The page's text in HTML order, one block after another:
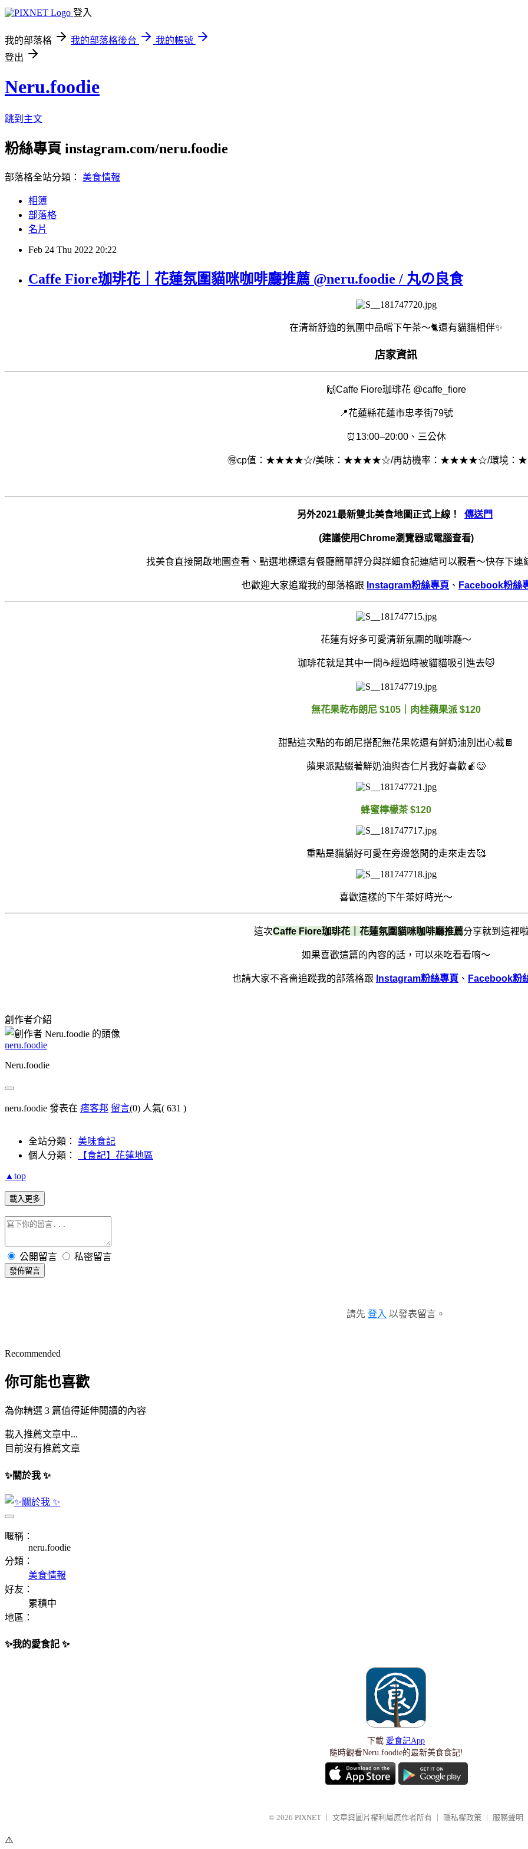
登入
我的部落格 我的部落格後台
我的帳號
登出
Neru.foodie
跳到主文
粉絲專頁 instagram.com/neru.foodie
部落格全站分類： 美食情報
相簿
部落格
名片
Feb 24 Thu 2022 20:22
Caffe Fiore珈琲花｜花蓮氛圍貓咪咖啡廳推薦 @neru.foodie / 丸の良食
在清新舒適的氛圍中品嚐下午茶～🐈還有貓貓相伴✨
店家資訊
🙌Caffe Fiore珈琲花 @caffe_fiore
📍花蓮縣花蓮市忠孝街79號
⏰13:00–20:00、三公休
🉐cp值：★★★★☆/美味：★★★★☆/再訪機率：★★★★☆/環境
另外2021最新雙北美食地圖正式上線！ 傳送門
(建議使用Chrome瀏覽器或電腦查看)
找美食直接開啟地圖查看、點選地標還有餐廳簡單評分與詳細食記連結可以觀看～快存下連
也歡迎大家追蹤我的部落格跟 Instagram粉絲專頁 、 Facebook粉絲
花蓮有好多可愛清新氛圍的咖啡廳～
珈琲花就是其中一間☕️經過時被貓貓吸引進去🐱
無花果乾布朗尼 $105｜肉桂蘋果派 $120
甜點這次點的布朗尼搭配無花果乾還有鮮奶油別出心裁🍫
蘋果派點綴著鮮奶油與杏仁片我好喜歡🍎😋
蜂蜜檸檬茶 $120
重點是貓貓好可愛在旁邊悠閒的走來走去🥰
喜歡這樣的下午茶好時光～
這次Caffe Fiore珈琲花｜花蓮氛圍貓咪咖啡廳推薦分享就到這裡啦
如果喜歡這篇的內容的話，可以來吃看看唷～
也請大家不吝嗇追蹤我的部落格跟 Instagram粉絲專頁 、 Facebook粉
創作者介紹
neru.foodie
Neru.foodie
neru.foodie 發表在 痞客邦 留言(0) 人氣( 631 )
全站分類： 美味食記
個人分類：
【食記】花蓮地區
▲top
載入更多
公開留言 私密留言
發佈留言
請先 登入 以發表留言。
Recommended
你可能也喜歡
為你精選 3 篇值得延伸閱讀的內容
載入推薦文章中...
目前沒有推薦文章
✨關於我 ✨
暱稱：
neru.foodie
分類：
美食情報
好友：
累積中
地區：
✨我的愛食記 ✨
下載 愛食記App
隨時觀看Neru.foodie的最新美食食記!
© 2026 PIXNET 文章與圖片權利屬原作者所有 隱私權政策 服務聲明
⚠️